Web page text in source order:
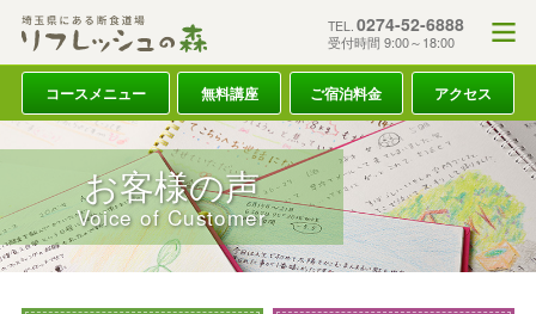
TEL. 0274-52-6888
受付時間 9:00～18:00
コースメニュー 無料講座 ご宿泊料金 アクセス
お客様の声
Voice of Customer